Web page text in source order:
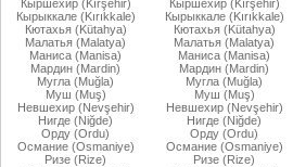
Кыршехир (Kırşehir)
Кырыккале (Kırıkkale)
Кютахья (Kütahya)
Малатья (Malatya)
Маниса (Manisa)
Мардин (Mardin)
Мугла (Muğla)
Муш (Muş)
Невшехир (Nevşehir)
Нигде (Niğde)
Орду (Ordu)
Османие (Osmaniye)
Ризе (Rize)
Кыршехир (Kırşehir)
Кырыккале (Kırıkkale)
Кютахья (Kütahya)
Малатья (Malatya)
Маниса (Manisa)
Мардин (Mardin)
Мугла (Muğla)
Муш (Muş)
Невшехир (Nevşehir)
Нигде (Niğde)
Орду (Ordu)
Османие (Osmaniye)
Ризе (Rize)